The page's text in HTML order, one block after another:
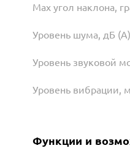
Max угол наклона,
Уровень шума, дБ (А)
Уровень звуковой
Уровень вибрации,
Функции и